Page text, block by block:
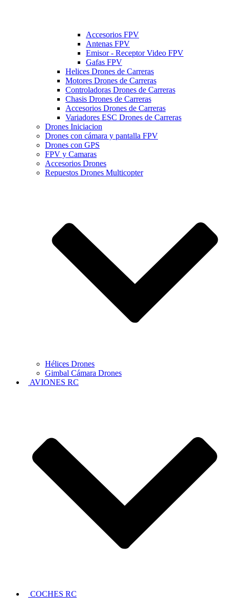
Accesorios FPV
Antenas FPV
Emisor - Receptor Video FPV
Gafas FPV
Helices Drones de Carreras
Motores Drones de Carreras
Controladoras Drones de Carreras
Chasis Drones de Carreras
Accesorios Drones de Carreras
Variadores ESC Drones de Carreras
Drones Iniciacion
Drones con cámara y pantalla FPV
Drones con GPS
FPV y Camaras
Accesorios Drones
Repuestos Drones Multicopter
Hélices Drones
Gimbal Cámara Drones
AVIONES RC
COCHES RC